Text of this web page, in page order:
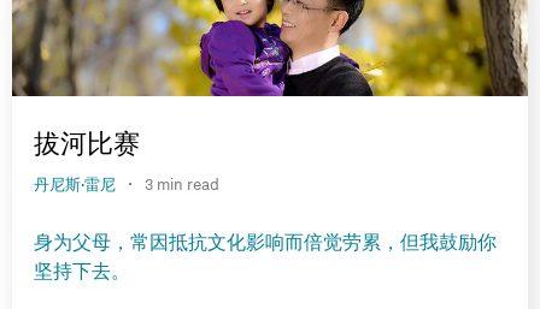
拔河比赛
丹尼斯·雷尼 · 3 min read
身为父母，常因抵抗文化影响而倍觉劳累，但我鼓励你
坚持下去。